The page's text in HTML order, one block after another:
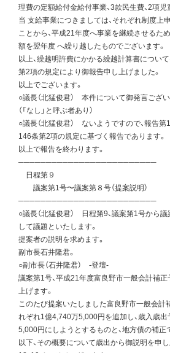
理費の定額給付金給付事業、3款民生費、2項
当 支給事業につきましては、それぞれ制度上
ことから、平成21年度へ事業を継続させるた
額を翌年度 へ繰り越したものでございます。
以上、繰越明許費にかかる繰越計算書につい
第2項の規定により御報告申し上げました。
以上でございます。
○議長（北猛俊君） 本件について御発言ござい
（「なし」と呼ぶ者あり）
○議長（北猛俊君） ないようですので、報告第
146条第2項の規定に基づく報告であります。
以上で報告を終わります。
─────────────────────────
日程第９
議案第1号〜議案第８号（提案説明）
─────────────────────────
○議長（北猛俊君） 日程第9、議案第1号から
して議題といたします。
提案者の説明を求めます。
副市長石井隆君。
○副市長（石井隆君） -登壇-
議案第1号、平成21年度富良野市一般会計補
上げます。
このたび提案いたしました富良野市一般会計
れぞれ1億4,740万5,000円を追加し、歳入歳
5,000円にしようとするものと、地方債の補正
以下、その概要について歳出から御説明を申し